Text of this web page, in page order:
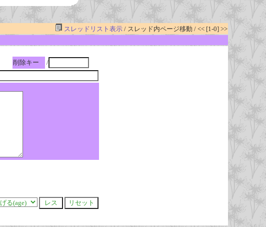
スレッドリスト表示/ スレッド内ページ移動 / << [1-0] >>
削除キー
/